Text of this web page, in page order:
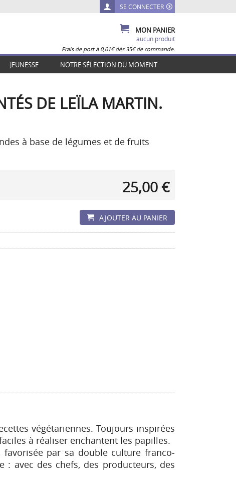
SE CONNECTER
MON PANIER
aucun produit
Frais de port à 0,01€ dès 35€ de commande.
JEUNESSE NOTRE SÉLECTION DU MOMENT
DE LEÏLA MARTIN.
à base de légumes et de fruits
25,00 €
AJOUTER AU PANIER
végétariennes. Toujours inspirées
à réaliser enchantent les papilles.
par sa double culture franco-
avec des chefs, des producteurs, des